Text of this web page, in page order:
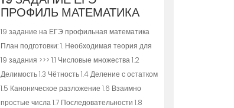
ПРОФИЛЬ МАТЕМАТИКА
19 задание на ЕГЭ профильная математика
План подготовки: 1. Необходимая теория для
19 задания >>> 1.1 Числовые множества 1.2
Делимость 1.3 Чётность 1.4 Деление с остатком
1.5 Каноническое разложение 1.6 Взаимно
простые числа 1.7 Последовательности 1.8